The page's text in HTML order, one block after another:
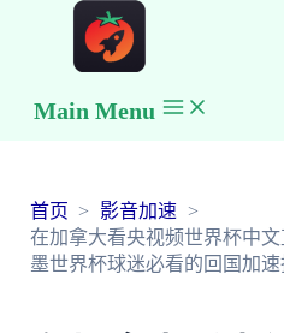
Main Menu
首页
影音加速
在加拿大看央视频世界杯中
墨世界杯球迷必看的回国加速